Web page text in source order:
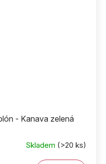
- Kanava zelená
Skladem (>20 ks)